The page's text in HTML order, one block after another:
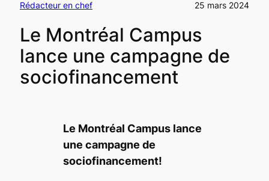
Rédacteur en chef 25 mars 2024
Le Montréal Campus
lance une campagne de
sociofinancement
Le Montréal Campus lance
une campagne de
sociofinancement!